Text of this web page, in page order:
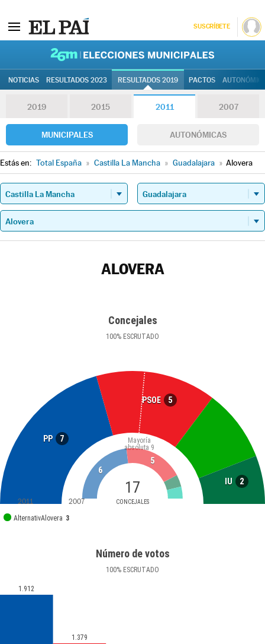
SUSCRÍBETE
NOTICIAS RESULTADOS 2023 RESULTADOS 2019 PACTOS
2019 2015 2011 2007
MUNICIPALES AUTONÓMICAS
Estás en: Total España » Castilla La Mancha » Guadalajara » Alovera
ALOVERA
Concejales
100% ESCRUTADO
PP 7
PSOE 5
IU 2
17
CONCEJALES
Mayoría
absoluta 9
AlternativAlovera 3
6
5
2011 2007
Número de votos
100% ESCRUTADO
1.912
1.379